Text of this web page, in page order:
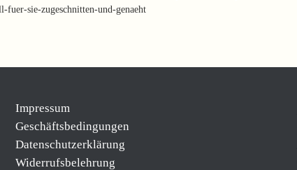
fuer-sie-zugeschnitten-und-genaeht
Impressum
Geschäftsbedingungen
Datenschutzerklärung
Widerrufsbelehrung